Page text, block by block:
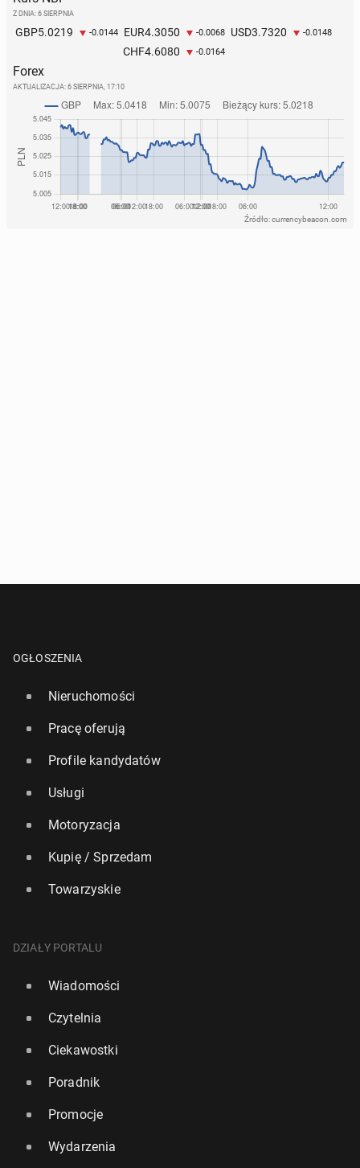
Z DNIA: 6 SIERPNIA
GBP5.0219 -0.0144 EUR4.3050 -0.0068 USD3.7320 -0.0148
CHF4.6080 -0.0164
Forex
AKTUALIZACJA: 6 SIERPNIA, 17:10
Źródło: currencybeacon.com
OGŁOSZENIA
Nieruchomości
Pracę oferują
Profile kandydatów
Usługi
Motoryzacja
Kupię / Sprzedam
Towarzyskie
DZIAŁY PORTALU
Wiadomości
Czytelnia
Ciekawostki
Poradnik
Promocje
Wydarzenia